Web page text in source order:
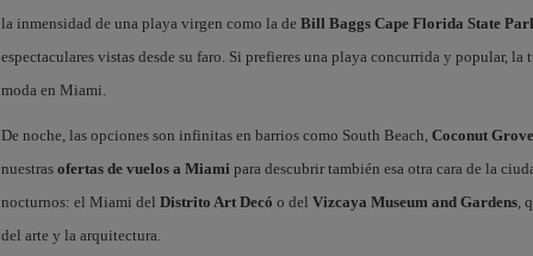
la inmensidad de una playa virgen como la de Bill Baggs Cape Florida State
espectaculares vistas desde su faro. Si prefieres una playa concurrida y popular, la
moda en Miami.
De noche, las opciones son infinitas en barrios como South Beach, Coconut Grove
nuestras ofertas de vuelos a Miami para descubrir también esa otra cara de la
nocturnos: el Miami del Distrito Art Decó o del Vizcaya Museum and Gardens,
del arte y la arquitectura.